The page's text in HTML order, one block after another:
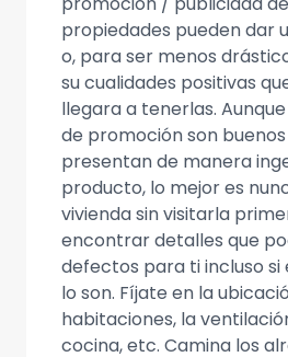
propiedades pueden dar
o, para ser menos
su cualidades positivas
llegara a tenerlas.
de promoción son buenos
presentan de manera
producto, lo mejor es
vivienda sin visitarla
encontrar detalles que
defectos para ti incluso si
lo son. Fíjate en la
habitaciones, la
cocina, etc. Camina los